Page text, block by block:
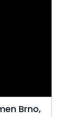
Brno,